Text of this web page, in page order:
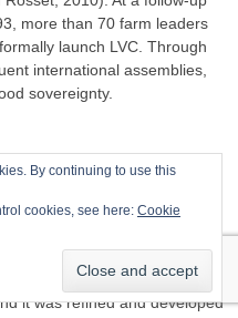
more than 70 farm leaders
launch LVC. Through
international assemblies,
sovereignty.
as a concept, an ongoing
The concept was put
international allies, at a
it was refined and developed
By continuing to use this
cookies, see here: Cookie